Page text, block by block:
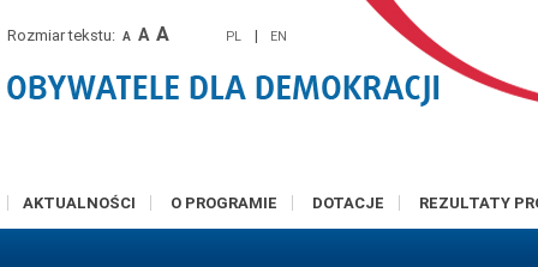
Rozmiar tekstu: A A A PL | EN
AKTUALNOŚCI O PROGRAMIE DOTACJE REZULTATY